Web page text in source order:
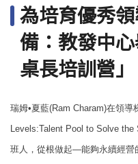
借用項目
AI專區
為培育優秀
備：教發中
桌長培訓營」
瑞姆•夏藍(Ram Charam)在領導
Levels:Talent Pool to Solve the
班人，從根做起―能夠永續經營